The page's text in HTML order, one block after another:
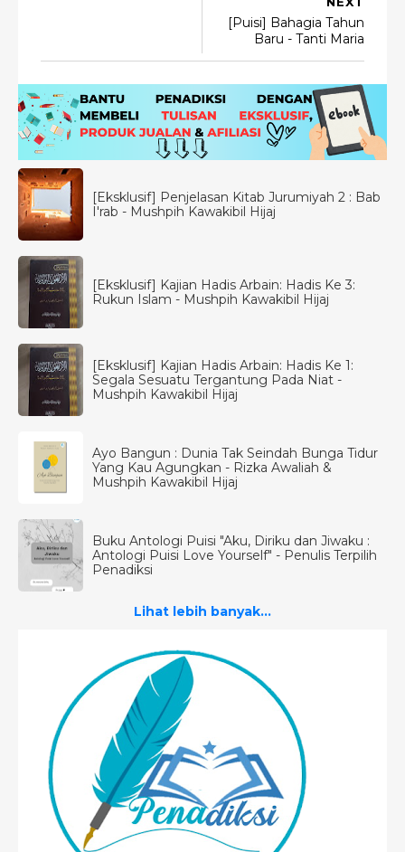
[Puisi] Bahagia Tahun
Baru - Tanti Maria
[Eksklusif] Penjelasan Kitab Jurumiyah 2 : Bab
I'rab - Mushpih Kawakibil Hijaj
[Eksklusif] Kajian Hadis Arbain: Hadis Ke 3:
Rukun Islam - Mushpih Kawakibil Hijaj
[Eksklusif] Kajian Hadis Arbain: Hadis Ke 1:
Segala Sesuatu Tergantung Pada Niat -
Mushpih Kawakibil Hijaj
Ayo Bangun : Dunia Tak Seindah Bunga Tidur
Yang Kau Agungkan - Rizka Awaliah &
Mushpih Kawakibil Hijaj
Buku Antologi Puisi "Aku, Diriku dan Jiwaku :
Antologi Puisi Love Yourself" - Penulis Terpilih
Penadiksi
Lihat lebih banyak...